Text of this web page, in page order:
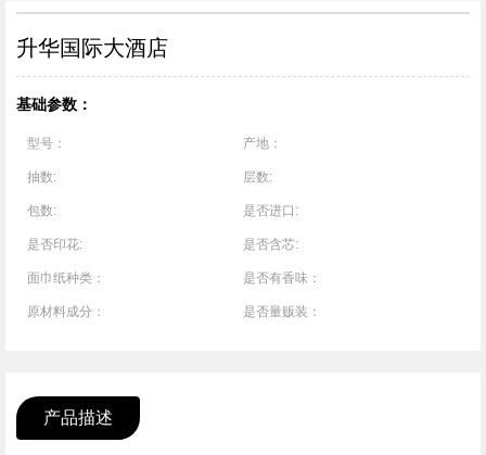
升华国际大酒店
基础参数：
型号： 产地：
抽数: 层数:
包数: 是否进口:
是否印花: 是否含芯:
面巾纸种类： 是否有香味：
原材料成分： 是否量贩装：
产品描述